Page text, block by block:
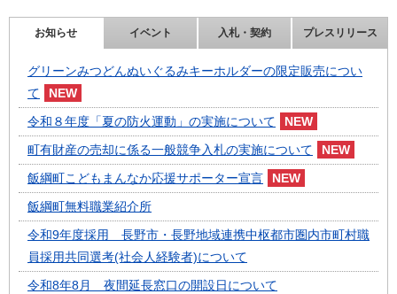
お知らせ イベント 入札・契約 プレスリリース
グリーンみつどんぬいぐるみキーホルダーの限定販売につい
て
令和８年度「夏の防火運動」の実施について
町有財産の売却に係る一般競争入札の実施について
飯綱町こどもまんなか応援サポーター宣言
飯綱町無料職業紹介所
令和9年度採用 長野市・長野地域連携中枢都市圏内市町村職
員採用共同選考(社会人経験者)について
令和8年8月 夜間延長窓口の開設日について